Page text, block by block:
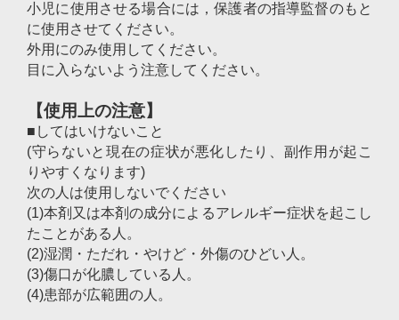
小児に使用させる場合には，保護者の指導監督のもと
に使用させてください。
外用にのみ使用してください。
目に入らないよう注意してください。
【使用上の注意】
■してはいけないこと
(守らないと現在の症状が悪化したり、副作用が起こ
りやすくなります)
次の人は使用しないでください
(1)本剤又は本剤の成分によるアレルギー症状を起こし
たことがある人。
(2)湿潤・ただれ・やけど・外傷のひどい人。
(3)傷口が化膿している人。
(4)患部が広範囲の人。